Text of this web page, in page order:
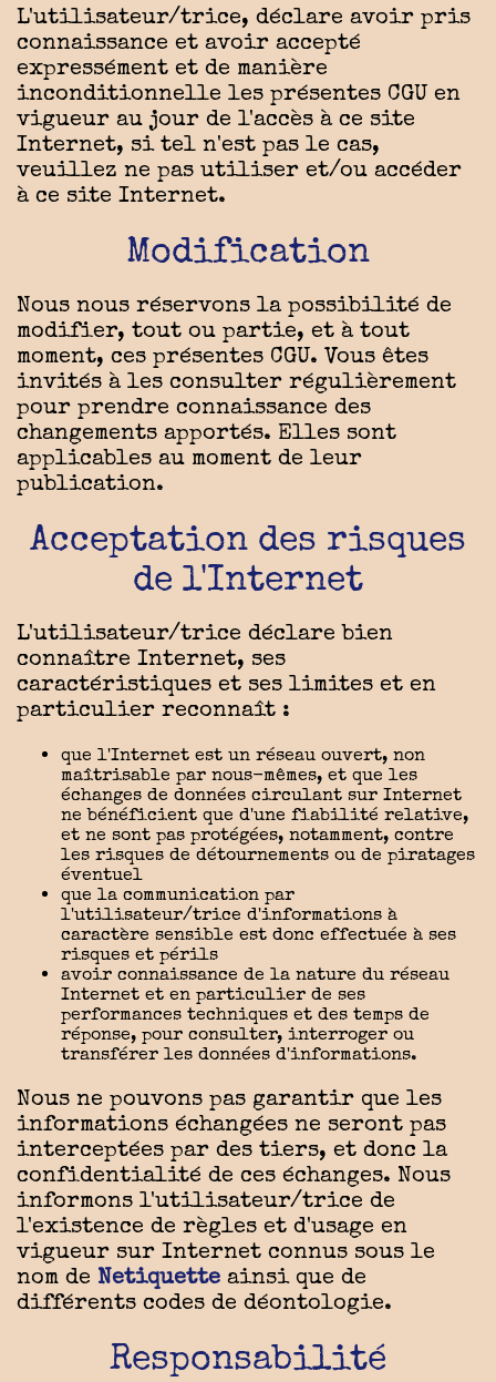
L'utilisateur/trice, déclare avoir pris
connaissance et avoir accepté
expressément et de manière
inconditionnelle les présentes CGU en
vigueur au jour de l'accès à ce site
Internet, si tel n'est pas le cas,
veuillez ne pas utiliser et/ou accéder
à ce site Internet.
Modification
Nous nous réservons la possibilité de
modifier, tout ou partie, et à tout
moment, ces présentes CGU. Vous êtes
invités à les consulter régulièrement
pour prendre connaissance des
changements apportés. Elles sont
applicables au moment de leur
publication.
Acceptation des risques
de l'Internet
L'utilisateur/trice déclare bien
connaître Internet, ses
caractéristiques et ses limites et en
particulier reconnaît :
que l'Internet est un réseau ouvert, non
maîtrisable par nous-mêmes, et que les
échanges de données circulant sur Internet
ne bénéficient que d'une fiabilité relative,
et ne sont pas protégées, notamment, contre
les risques de détournements ou de piratages
éventuel
que la communication par
l'utilisateur/trice d'informations à
caractère sensible est donc effectuée à ses
risques et périls
avoir connaissance de la nature du réseau
Internet et en particulier de ses
performances techniques et des temps de
réponse, pour consulter, interroger ou
transférer les données d'informations.
Nous ne pouvons pas garantir que les
informations échangées ne seront pas
interceptées par des tiers, et donc la
confidentialité de ces échanges. Nous
informons l'utilisateur/trice de
l'existence de règles et d'usage en
vigueur sur Internet connus sous le
nom de Netiquette ainsi que de
différents codes de déontologie.
Responsabilité